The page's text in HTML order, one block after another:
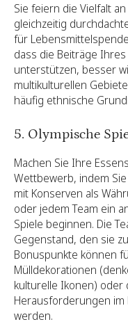
Sie feiern die Vielfalt
gleichzeitig
für
dass die Beiträge
unterstützen, besser
multikulturellen
häufig ethnische
5. Olympische
Machen Sie Ihre
Wettbewerb, indem
mit Konserven als
oder jedem Team ein
Spiele beginnen. Die
Gegenstand, den sie
Bonuspunkte können
Mülldekorationen
kulturelle Ikonen) oder
Herausforderungen
werden.